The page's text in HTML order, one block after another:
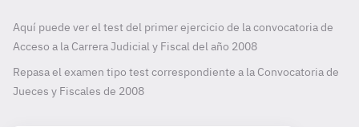
Aquí puede ver el test del primer ejercicio de la convocatoria de
Acceso a la Carrera Judicial y Fiscal del año 2008
Repasa el examen tipo test correspondiente a la Convocatoria de
Jueces y Fiscales de 2008